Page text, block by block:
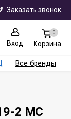
Заказать звонок
Вход
0
Корзина
Все бренды
2 MC